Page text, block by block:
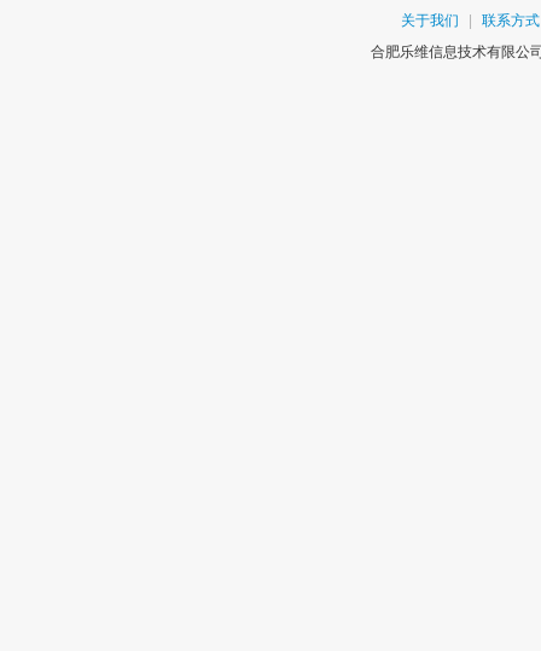
关于我们
联系方式
合肥乐维信息技术有限公